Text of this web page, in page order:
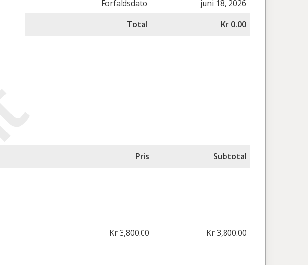
Forfaldsdato
juni 18, 2026
Total
Kr 0.00
Pris Subtotal
Kr 3,800.00 Kr 3,800.00